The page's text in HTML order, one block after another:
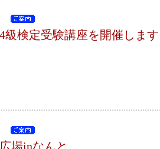
級検定受験講座を開催しま
場inなんと